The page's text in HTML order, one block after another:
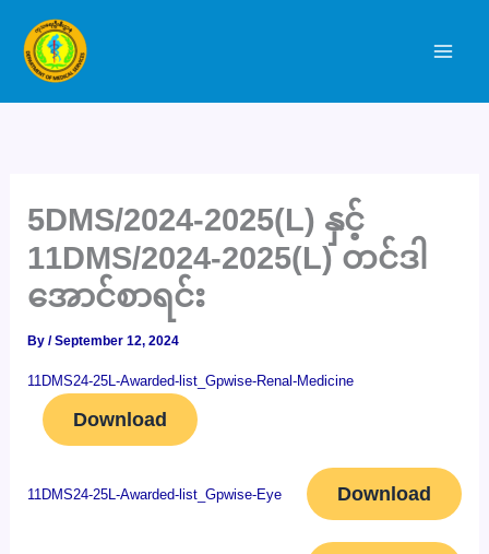
content
5DMS/2024-2025(L) နှင့်
11DMS/2024-2025(L) တင်ဒါ
အောင်စာရင်း
By/September 12, 2024
11DMS24-25L-Awarded-list_Gpwise-Renal-Medicine
Download
11DMS24-25L-Awarded-list_Gpwise-Eye Download